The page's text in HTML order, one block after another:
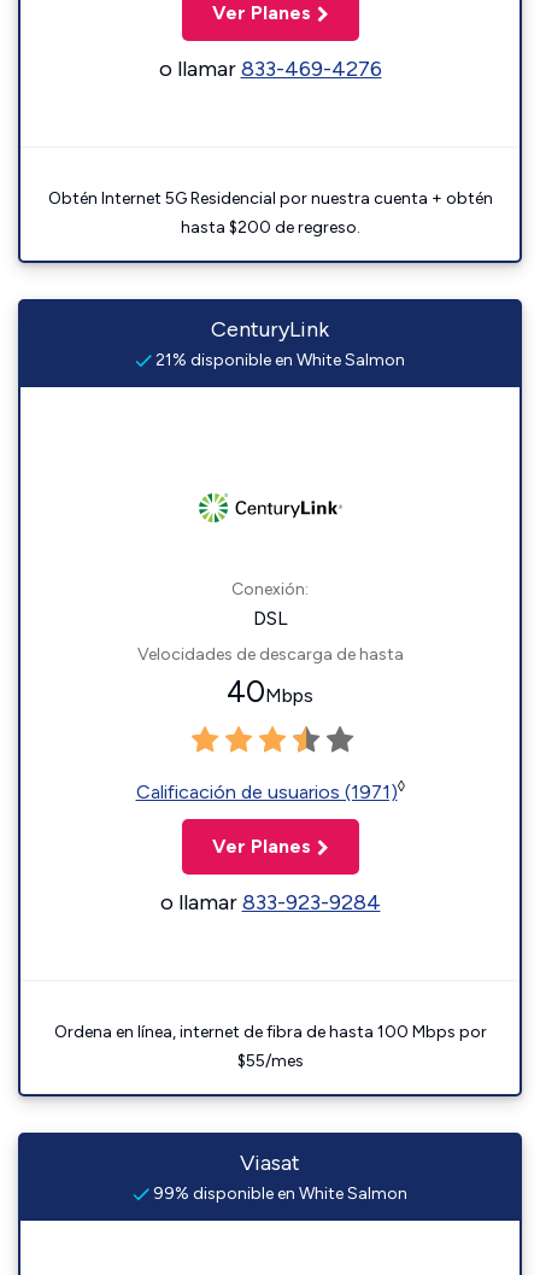
Ver Planes
o llamar833-469-4276
Obtén Internet 5G Residencial por nuestra cuenta + obtén
hasta $200 de regreso.
CenturyLink
21% disponible en White Salmon
Conexión:
DSL
Velocidades de descarga de hasta
40Mbps
Calificación de usuarios (1971)◊
Ver Planes
o llamar833-923-9284
Ordena en línea, internet de fibra de hasta 100 Mbps por
$55/mes
Viasat
99% disponible en White Salmon